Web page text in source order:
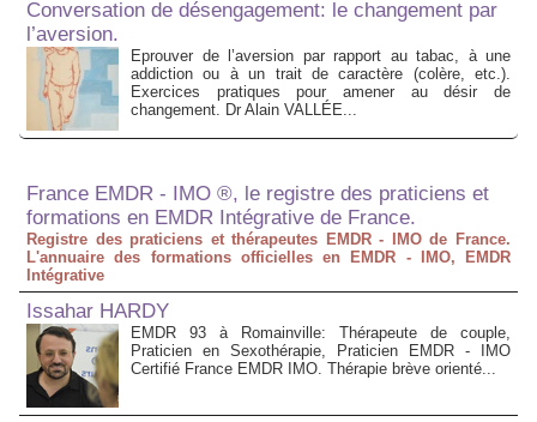
Conversation de désengagement: le changement par
l’aversion.
Eprouver de l’aversion par rapport au tabac, à une
addiction ou à un trait de caractère (colère, etc.).
Exercices pratiques pour amener au désir de
changement. Dr Alain VALLÉE...
France EMDR - IMO ®, le registre des praticiens et
formations en EMDR Intégrative de France.
Registre des praticiens et thérapeutes EMDR - IMO de France.
L'annuaire des formations officielles en EMDR - IMO, EMDR
Intégrative
Issahar HARDY
EMDR 93 à Romainville: Thérapeute de couple,
Praticien en Sexothérapie, Praticien EMDR - IMO
Certifié France EMDR IMO. Thérapie brève orienté...